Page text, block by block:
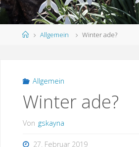
StartAllgemein Winter ade?
Allgemein
Winter ade?
Von gskayna
27. Februar 2019